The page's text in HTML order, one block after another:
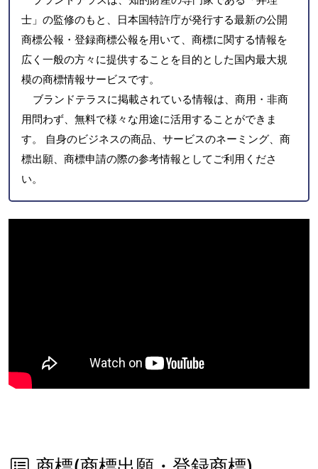
士」の監修のもと、日本国特許庁が発行する最新の公開
商標公報・登録商標公報を用いて、商標に関する情報を
広く一般の方々に提供することを目的とした国内最大規
模の商標情報サービスです。
ブランドテラスに掲載されている情報は、商用・非商
用問わず、無料で様々な用途に活用することができま
す。 自身のビジネスの商品、サービスのネーミング、商
標出願、商標申請の際の参考情報としてご利用くださ
い。